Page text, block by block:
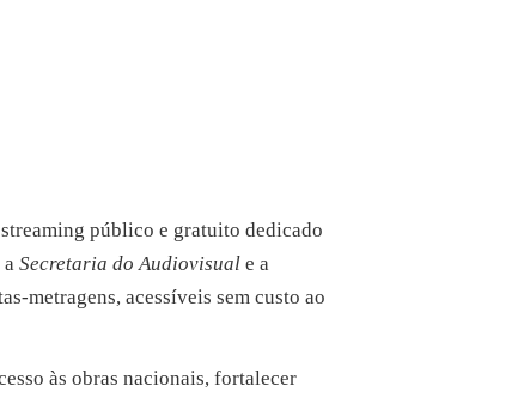
público e gratuito dedicado
a Secretaria do Audiovisual e a
metragens, acessíveis sem custo ao
às obras nacionais, fortalecer